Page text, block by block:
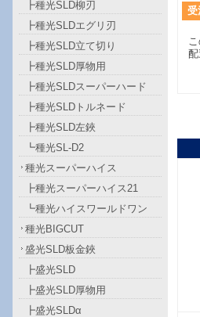
受
┣種光SLD柳刃
┣種光SLDエグリ刃
┣種光SLD立て切り
┣種光SLD厚物用
┣種光SLDスーパーハード
┣種光SLDトルネード
┣種光SLD左鋏
┗種光SL-D2
種光スーパーハイス
┣種光スーパーハイス21
┗種光ハイスワールドワン
種光BIGCUT
盛光SLD板金鋏
┣盛光SLD
┣盛光SLD厚物用
┣盛光SLDα